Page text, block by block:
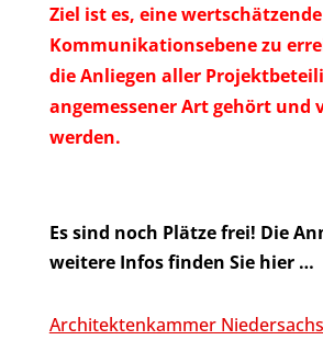
Ziel ist es, eine wertschätzende
Kommunikationsebene zu
die Anliegen aller
angemessener Art gehört und
werden.
Es sind noch Plätze frei! Die
weitere Infos finden Sie hier …
Architektenkammer